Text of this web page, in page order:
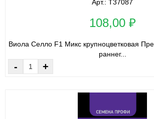
Арт.: Т37087
108,00 ₽
Виола Селло F1 Микс крупноцветковая
раннег...
- +